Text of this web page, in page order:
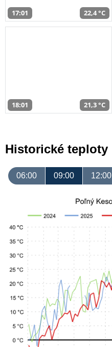
17:01 22,4 °C
18:01 21,3 °C
Historické teploty
06:00 09:00 12:00